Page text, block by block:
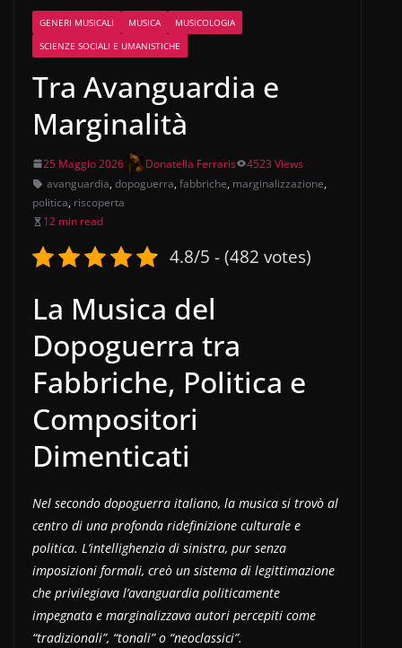
GENERI MUSICALI MUSICA
MUSICOLOGIA
SCIENZE SOCIALI E UMANISTICHE
Tra Avanguardia e
Marginalità
25 Maggio 2026 Donatella Ferraris
4523 Views
avanguardia, dopoguerra, fabbriche, marginalizzazione,
politica, riscoperta
12 min read
4.8/5 - (482 votes)
La Musica del
Dopoguerra tra
Fabbriche, Politica e
Compositori
Dimenticati
Nel secondo dopoguerra italiano, la musica si trovò al
centro di una profonda ridefinizione culturale e
politica. L’intellighenzia di sinistra, pur senza
imposizioni formali, creò un sistema di legittimazione
che privilegiava l’avanguardia politicamente
impegnata e marginalizzava autori percepiti come
“tradizionali”, “tonali” o “neoclassici”.